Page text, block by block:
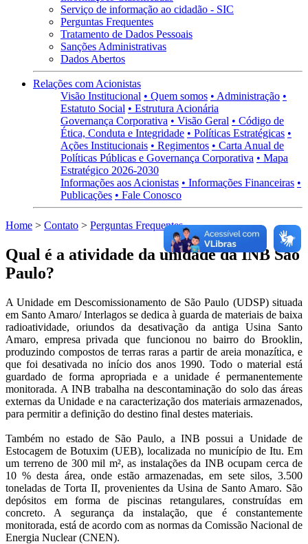
Serviço de informação ao cidadão - SIC
Perguntas Frequentes
Tratamento de Dados Pessoais
Sanções Administrativas
Dados Abertos
Relações com Acionistas
Visão Institucional • Quem somos • Administração •
Estatuto Social • Estrutura Acionária
Governança Corporativa • Visão Geral • Código de
Ética, Conduta e Integridade • Políticas Estratégicas •
Ações Institucionais • Regimentos • Carta Anual de
Políticas Públicas e Governança Corporativa • Mapa
Estratégico 2026-2030
Informações aos Acionistas • Informações Financeiras •
Publicações • Fale Conosco
Home > Contato > Perguntas Frequentes
Qual é a atividade da unidade da INB São
Paulo?
A Unidade em Descomissionamento de São Paulo (UDSP)situada
em Santo Amaro/ Interlagos se dedica à guarda de materiais de baixa
radioatividade, oriundos da desativação da antiga Usina Santo
Amaro, empresa privada que funcionou no bairro do Brooklin,
produzindo compostos de terras raras a partir de areia monazítica, e
que foi desativada no início dos anos 1990. Todo o material está
guardado de forma apropriada e a unidade é permanentemente
monitorada. A INB trabalha na descontaminação do solo das áreas
externas da Unidade e na caracterização dos materiais armazenados,
para permitir a definição do destino final destes materiais.
Também no estado de São Paulo, a INB possui a Unidade de
Estocagem de Botuxim (UEB), localizada no município de Itu. Em
um terreno de 300 mil m², as instalações da INB ocupam cerca de
10 % desta área, onde estão armazenadas, em sete silos, 3.500
toneladas de Torta II, provenientes da Usina de Santo Amaro. São
depósitos em forma de piscinas retangulares, construídas em
concreto. A segurança da instalação, que é constantemente
monitorada, está de acordo com as normas da Comissão Nacional de
Energia Nuclear (CNEN).